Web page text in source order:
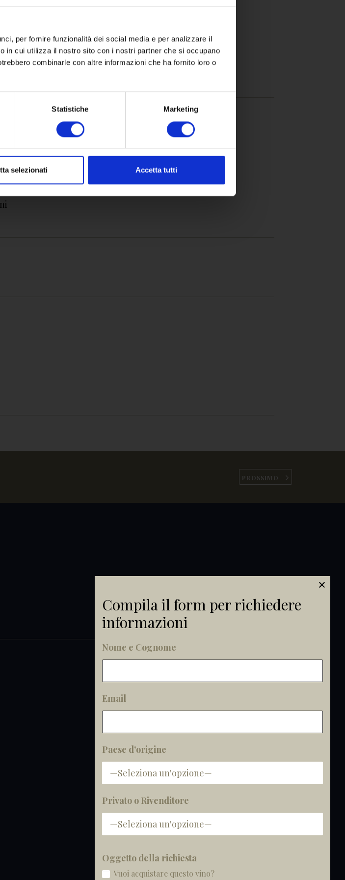
per fornire funzionalità dei social media e per analizzare il
in cui utilizza il nostro sito con i nostri partner che si occupano
combinarle con altre informazioni che ha fornito loro o
Statistiche Marketing
selezionati Accetta tutti
Si consiglia di servire a 17-18 °C.
PROSSIMO
Compila il form per richiedere
informazioni
Nome e Cognome
Email
Paese d'origine
Privato o Rivenditore
Oggetto della richiesta
Vuoi acquistare questo vino?
Giuseppe Campagnola S.p.A.
Pec:campagnola@legalmail.it
Mail:campagnola@campagnola.com